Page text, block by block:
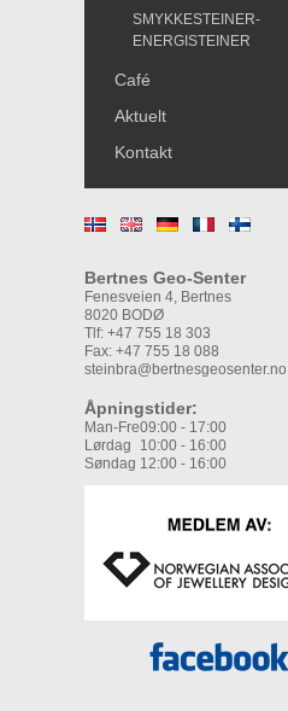
SMYKKESTEINER-
ENERGISTEINER
Café
Aktuelt
Kontakt
Bertnes Geo-Senter
Fenesveien 4, Bertnes
8020 BODØ
Tlf: +47 755 18 303
Fax: +47 755 18 088
steinbra@bertnesgeosenter.no
Åpningstider:
Man-Fre09:00 - 17:00
Lørdag
10:00 - 16:00
Søndag 12:00 - 16:00